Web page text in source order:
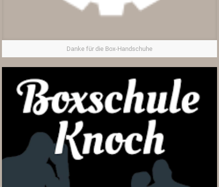
Danke für die Box-Handschuhe